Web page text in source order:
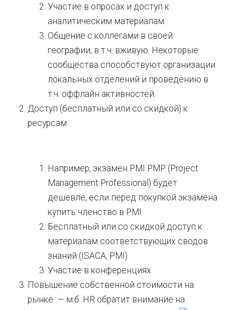
Участие в опросах и доступ к
аналитическим материалам
Общение с коллегами в своей
географии, в т.ч. вживую. Некоторые
сообщества способствуют организации
локальных отделений и проведению в
т.ч. оффлайн активностей.
Доступ (бесплатный или со скидкой) к
ресурсам
Например, экзамен PMI PMP (Project
Management Professional) будет
дешевле, если перед покупкой экзамена
купить членство в PMI
Бесплатный или со скидкой доступ к
материалам соответствующих сводов
знаний (ISACA, PMI)
Участие в конференциях
Повышение собственной стоимости на
рынке — м.б. HR обратит внимание на